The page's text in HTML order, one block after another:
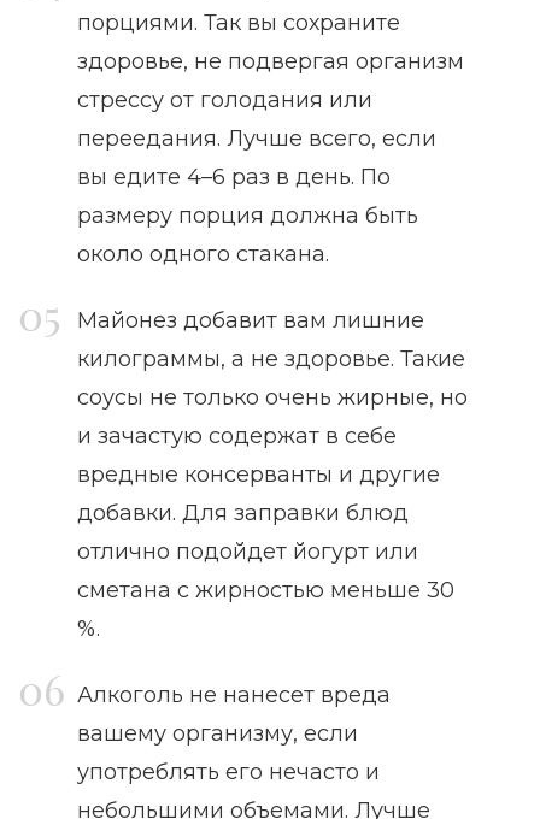
порциями. Так вы сохраните
здоровье, не подвергая организм
стрессу от голодания или
переедания. Лучше всего, если
вы едите 4–6 раз в день. По
размеру порция должна быть
около одного стакана.
Майонез добавит вам лишние
килограммы, а не здоровье. Такие
соусы не только очень жирные, но
и зачастую содержат в себе
вредные консерванты и другие
добавки. Для заправки блюд
отлично подойдет йогурт или
сметана с жирностью меньше 30
%.
Алкоголь не нанесет вреда
вашему организму, если
употреблять его нечасто и
небольшими объемами. Лучше